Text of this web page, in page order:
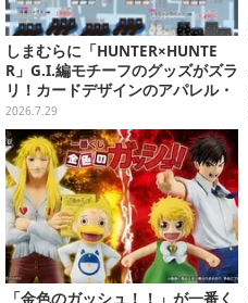
しまむらに「HUNTER×HUNTE
R」G.I.編モチーフのグッズがズラ
リ！カードデザインのアパレル・
雑貨、ゴレイヌの「オレが3人分
になる…」も
2026.7.29
「金色のガッシュ！！」が一番く